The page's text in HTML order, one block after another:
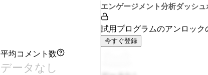
平均コメント数
データなし
エンゲージメント分析ダッシュ
試用プログラムのアンロック
今すぐ登録